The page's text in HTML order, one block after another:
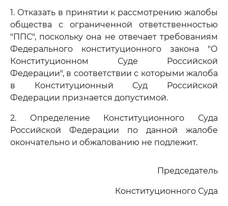
1. Отказать в принятии к рассмотрению жалобы
общества с ограниченной ответственностью
"ППС", поскольку она не отвечает требованиям
Федерального конституционного закона "О
Конституционном Суде Российской
Федерации", в соответствии с которыми жалоба
в Конституционный Суд Российской
Федерации признается допустимой.
2. Определение Конституционного Суда
Российской Федерации по данной жалобе
окончательно и обжалованию не подлежит.
Председатель
Конституционного Суда